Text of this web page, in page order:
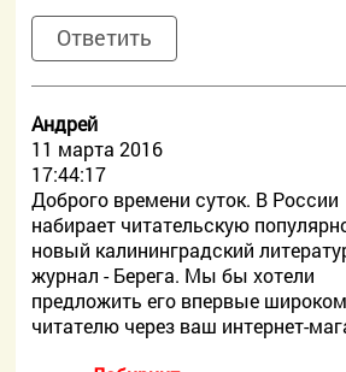
Ответить
Андрей
11 марта 2016
17:44:17
Доброго времени суток. В России
набирает читательскую
новый калининградский
журнал - Берега. Мы бы хотели
предложить его впервые
читателю через ваш интернет-